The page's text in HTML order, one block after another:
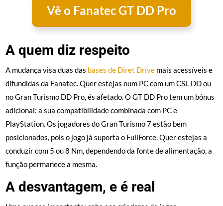
Vê o Fanatec GT DD Pro
A quem diz respeito
A mudança visa duas das bases de Diret Drive mais acessíveis e
difundidas da Fanatec. Quer estejas num PC com um CSL DD ou
no Gran Turismo DD Pro, és afetado. O GT DD Pro tem um bónus
adicional: a sua compatibilidade combinada com PC e
PlayStation. Os jogadores do Gran Turismo 7 estão bem
posicionados, pois o jogo já suporta o FullForce. Quer estejas a
conduzir com 5 ou 8 Nm, dependendo da fonte de alimentação, a
função permanece a mesma.
A desvantagem, e é real